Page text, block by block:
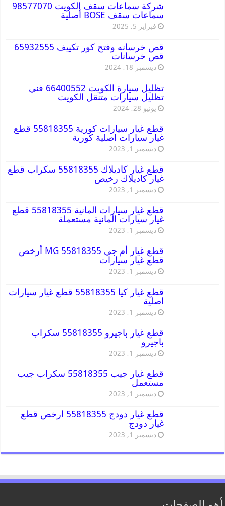
شركة سماعات سقف الكويت 98577070
سماعات سقف BOSE أصلية
فبراير 5, 2025
قص خرسانه وفتح كور تكييف 65932555
قص خرسانات
ديسمبر 18, 2024
تظليل سيارة الكويت 66400552 فني
تظليل سيارات متنقل الكويت
يونيو 28, 2024
قطع غيار سيارات كورية 55818355 قطع
غيار سيارات اصلية كورية
ديسمبر 1, 2023
قطع غيار كاديلاك 55818355 سكراب قطع
غيار كاديلاك رخيص
ديسمبر 1, 2023
قطع غيار سيارات المانية 55818355 قطع
غيار سيارات المانية مستعملة
ديسمبر 1, 2023
قطع غيار أم جي MG 55818355 أرخص
قطع غيار سيارات
ديسمبر 1, 2023
قطع غيار كيا 55818355 قطع غيار سيارات
اصلية
ديسمبر 1, 2023
قطع غيار باجيرو 55818355 سكراب
باجيرو
ديسمبر 1, 2023
قطع غيار جيب 55818355 سكراب جيب
مستعمل
ديسمبر 1, 2023
قطع غيار دودج 55818355 ارخص قطع
غيار دودج
ديسمبر 1, 2023